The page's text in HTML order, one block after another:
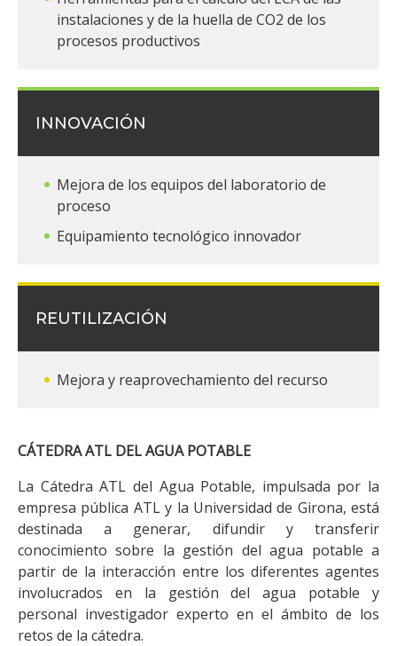
instalaciones y de la huella de CO2 de los
procesos productivos
INNOVACIÓN
Mejora de los equipos del laboratorio de
proceso
Equipamiento tecnológico innovador
REUTILIZACIÓN
Mejora y reaprovechamiento del recurso
CÁTEDRA ATL DEL AGUA POTABLE
La Cátedra ATL del Agua Potable, impulsada por la
empresa pública ATL y la Universidad de Girona, está
destinada a generar, difundir y transferir
conocimiento sobre la gestión del agua potable a
partir de la interacción entre los diferentes agentes
involucrados en la gestión del agua potable y
personal investigador experto en el ámbito de los
retos de la cátedra.